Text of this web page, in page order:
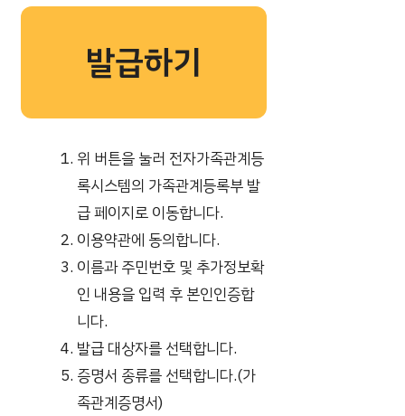
발급하기
위 버튼을 눌러 전자가족관계등
록시스템의 가족관계등록부 발
급 페이지로 이동합니다.
이용약관에 동의합니다.
이름과 주민번호 및 추가정보확
인 내용을 입력 후 본인인증합
니다.
발급 대상자를 선택합니다.
증명서 종류를 선택합니다.(가
족관계증명서)